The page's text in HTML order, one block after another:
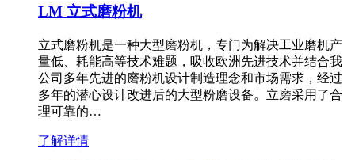
LM 立式磨粉机
立式磨粉机是一种大型磨粉机，专门为解决工业磨机产
量低、耗能高等技术难题，吸收欧洲先进技术并结合我
公司多年先进的磨粉机设计制造理念和市场需求，经过
多年的潜心设计改进后的大型粉磨设备。立磨采用了合
理可靠的…
了解详情